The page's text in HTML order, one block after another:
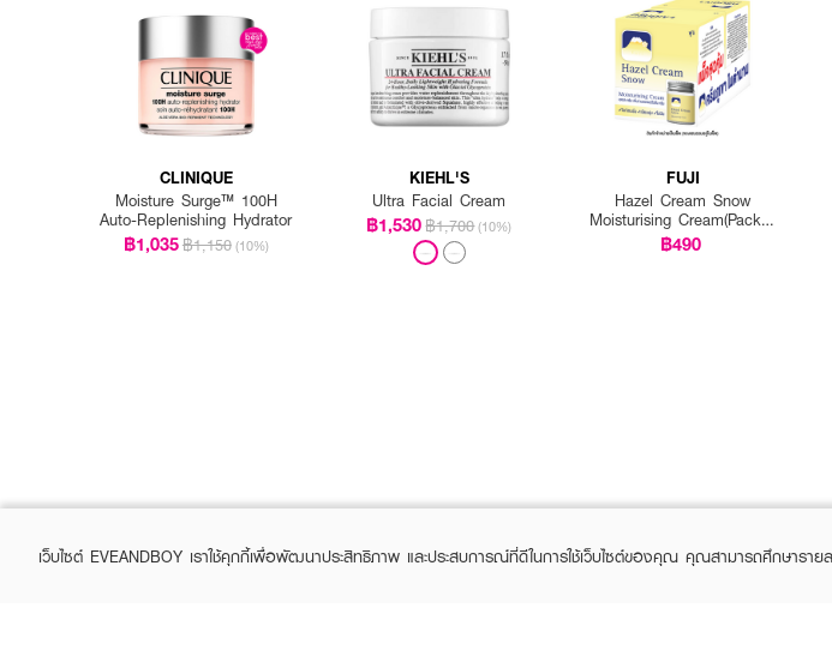
CLINIQUE
Moisture Surge™ 100H
Auto-Replenishing Hydrator
฿1,035฿1,150 (10%)
KIEHL'S
Ultra Facial Cream
฿1,530฿1,700 (10%)
FUJI
Hazel Cream Snow
Moisturising Cream(Pack 1
Get 1 Free)
฿490
เว็บไซต์ EVEANDBOY เราใช้คุกกี้เพื่อพัฒนาประสิทธิภาพ และประสบการณ์ที่ดีในการใช้เว็บไซต์ของคุณ คุณสามารถศึกษารายล